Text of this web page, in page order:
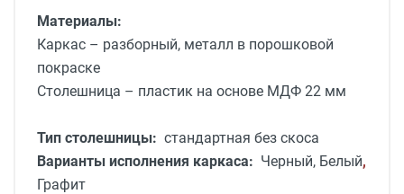
Материалы:
Каркас – разборный, металл в порошковой
покраске
Столешница – пластик на основе МДФ 22 мм
Тип столешницы: стандартная без скоса
Варианты исполнения каркаса: Черный, Белый,
Графит